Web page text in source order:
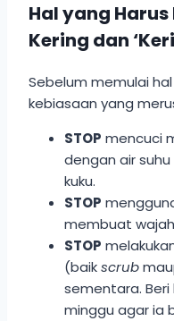
Hal yang
Kering dan
Sebelum memulai
kebiasaan yang
STOP mencuci
dengan air
kuku.
STOP
membuat
STOP
(baikscrub
sementara. Beri
minggu agar ia